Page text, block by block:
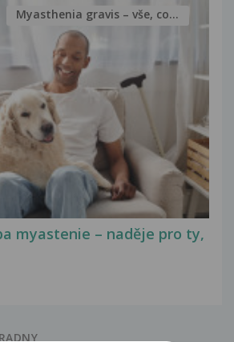
myastenie – naděje pro ty,
Myasthenia gravis – vše, co...